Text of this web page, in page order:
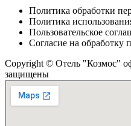
Политика обработки
Политика
Пользовательское
Согласие на обработку
Copyright © Отель "Козмос"
защищены